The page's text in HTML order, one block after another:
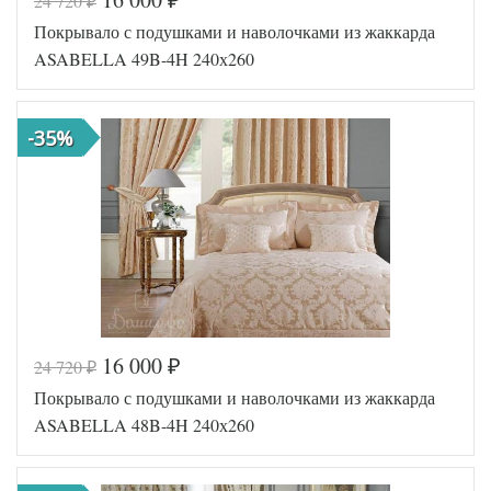
Код товара
519-701
Артикул
TT15456
Ткань
Жаккард
покрывала
240х260
Наполнитель
Хлопок
Размер
наволочек
50х70
(2шт)
Производитель
Tango
(Китай)
Код товара
518-757
Артикул
49B-4H/a
Ткань
Жаккард
покрывала
240х260
Наполнитель
Синтепон
Покрывало с подушками и наволочками из жаккарда
ASABELLA 49B-4H 240х260
-35%
24 720₽ 16 000 ₽
Покрывало с подушками и наволочками из жаккарда
ASABELLA 48B-4H 240х260